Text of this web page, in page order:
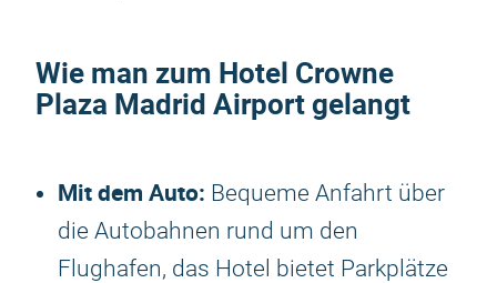
Wie man zum Hotel Crowne
Plaza Madrid Airportgelangt
Mit dem Auto: Bequeme Anfahrt über
die Autobahnen rund um den
Flughafen, das Hotel bietet Parkplätze